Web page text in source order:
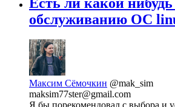
обслуживанию ОС
Максим Сёмочкин @mak_sim
maksim77ster@gmail.com